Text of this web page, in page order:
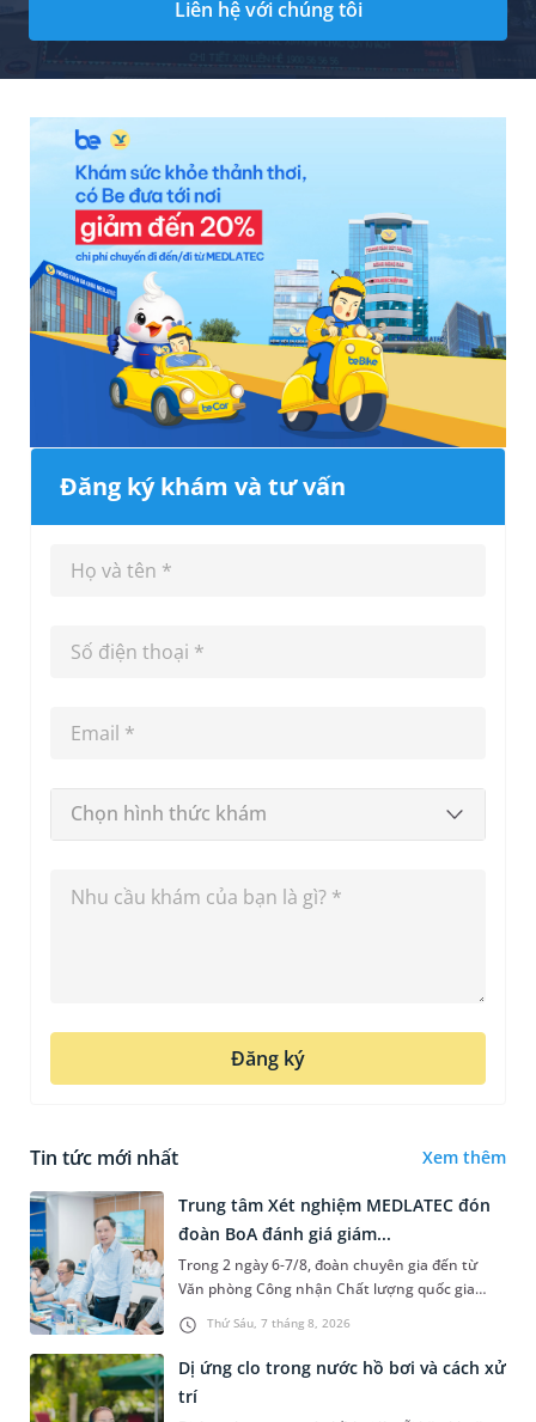
Liên hệ với chúng tôi
Đăng ký khám và tư vấn
Chọn hình thức khám
Đăng ký
Tin tức mới nhất Xem thêm
Thứ Sáu, 7 tháng 8, 2026
Trung tâm Xét nghiệm MEDLATEC đón
đoàn BoA đánh giá giám...
Trong 2 ngày 6-7/8, đoàn chuyên gia đến từ
Văn phòng Công nhận Chất lượng quốc gia
(BoA) đã ghi nhận và đánh giá cao nỗ lực duy trì
hệ thống quản lý chất lượ...
Dị ứng clo trong nước hồ bơi và cách xử
trí